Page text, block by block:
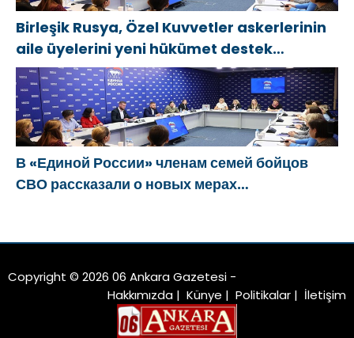
Birleşik Rusya, Özel Kuvvetler askerlerinin
aile üyelerini yeni hükümet destek
önlemleri hakkında bilgilendirdi
В «Единой России» членам семей бойцов
СВО рассказали о новых мерах
Copyright © 2026 06 Ankara Gazetesi -
Hakkımızda | Künye | Politikalar | İletişim